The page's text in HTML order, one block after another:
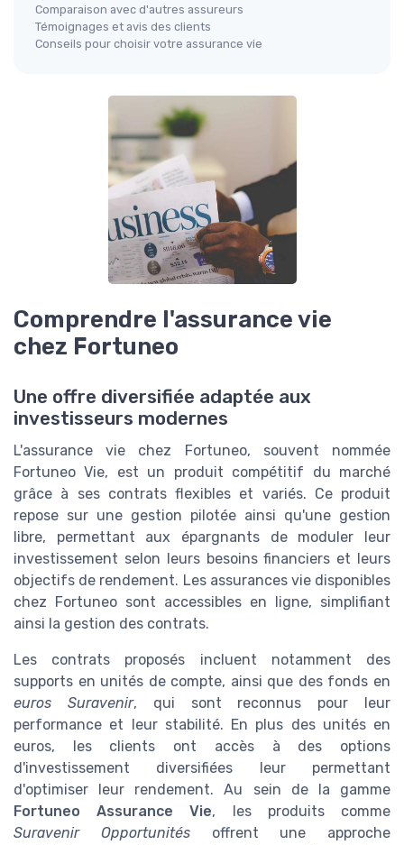
Comparaison avec d'autres assureurs
Témoignages et avis des clients
Conseils pour choisir votre assurance vie
Comprendre l'assurance vie
chez Fortuneo
Une offre diversifiée adaptée aux
investisseurs modernes
L'assurance vie chez Fortuneo, souvent nommée
Fortuneo Vie, est un produit compétitif du marché
grâce à ses contrats flexibles et variés. Ce produit
repose sur une gestion pilotée ainsi qu'une gestion
libre, permettant aux épargnants de moduler leur
investissement selon leurs besoins financiers et leurs
objectifs de rendement. Les assurances vie disponibles
chez Fortuneo sont accessibles en ligne, simplifiant
ainsi la gestion des contrats.
Les contrats proposés incluent notamment des
supports en unités de compte, ainsi que des fonds en
euros Suravenir, qui sont reconnus pour leur
performance et leur stabilité. En plus des unités en
euros, les clients ont accès à des options
d'investissement diversifiées leur permettant
d'optimiser leur rendement. Au sein de la gamme
Fortuneo Assurance Vie, les produits comme
Suravenir Opportunitésoffrent une approche